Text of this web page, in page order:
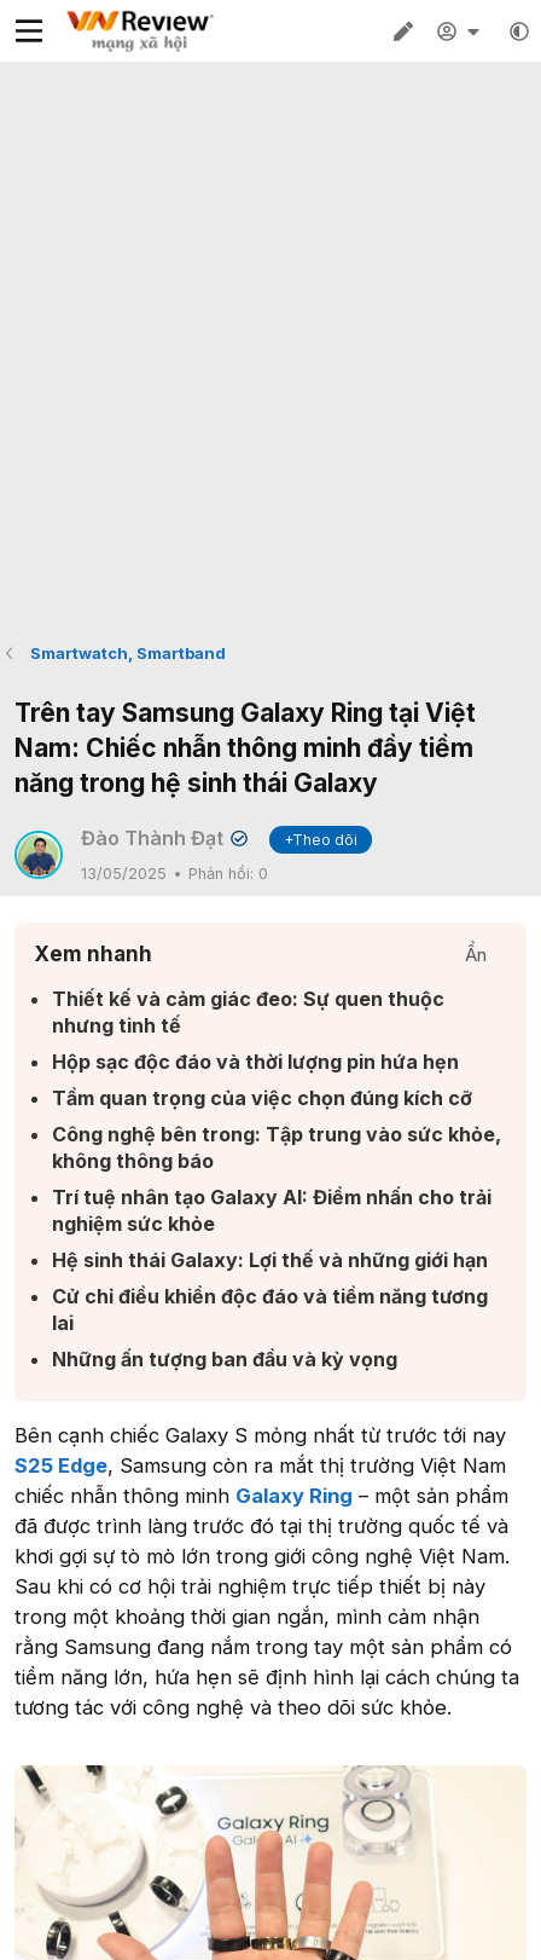
Smartwatch, Smartband
Trên tay Samsung Galaxy Ring tại Việt
Nam: Chiếc nhẫn thông minh đầy tiềm
năng trong hệ sinh thái Galaxy
Đào Thành Đạt ✔
+Theo dõi
13/05/2025
Phản hồi: 0
Xem nhanh Ẩn
Thiết kế và cảm giác đeo: Sự quen thuộc
nhưng tinh tế​
Hộp sạc độc đáo và thời lượng pin hứa hẹn​
Tầm quan trọng của việc chọn đúng kích cỡ​
Công nghệ bên trong: Tập trung vào sức khỏe,
không thông báo​
Trí tuệ nhân tạo Galaxy AI: Điểm nhấn cho trải
nghiệm sức khỏe​
Hệ sinh thái Galaxy: Lợi thế và những giới hạn​
Cử chỉ điều khiển độc đáo và tiềm năng tương
lai​
Những ấn tượng ban đầu và kỳ vọng​
Bên cạnh chiếc Galaxy S mỏng nhất từ trước tới nay
S25 Edge, Samsung còn ra mắt thị trường Việt Nam
chiếc nhẫn thông minh Galaxy Ring – một sản phẩm
đã được trình làng trước đó tại thị trường quốc tế và
khơi gợi sự tò mò lớn trong giới công nghệ Việt Nam.
Sau khi có cơ hội trải nghiệm trực tiếp thiết bị này
trong một khoảng thời gian ngắn, mình cảm nhận
rằng Samsung đang nắm trong tay một sản phẩm có
tiềm năng lớn, hứa hẹn sẽ định hình lại cách chúng ta
tương tác với công nghệ và theo dõi sức khỏe.